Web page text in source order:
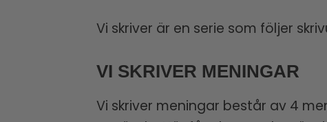
Vi skriver är en serie som följer
VI SKRIVER MENINGAR
Vi skriver meningar består av 4